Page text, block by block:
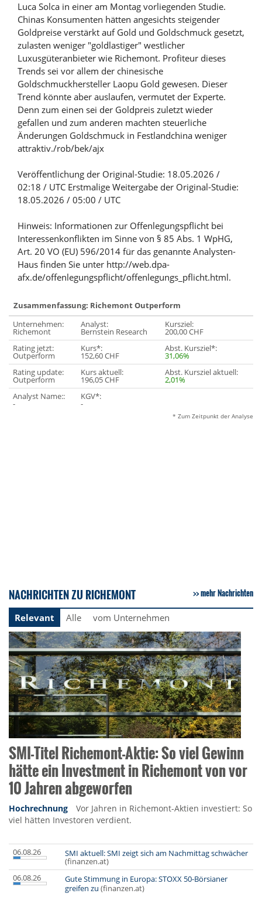
Luca Solca in einer am Montag vorliegenden Studie.
Chinas Konsumenten hätten angesichts steigender
Goldpreise verstärkt auf Gold und Goldschmuck gesetzt,
zulasten weniger "goldlastiger" westlicher
Luxusgüteranbieter wie Richemont. Profiteur dieses
Trends sei vor allem der chinesische
Goldschmuckhersteller Laopu Gold gewesen. Dieser
Trend könnte aber auslaufen, vermutet der Experte.
Denn zum einen sei der Goldpreis zuletzt wieder
gefallen und zum anderen machten steuerliche
Änderungen Goldschmuck in Festlandchina weniger
attraktiv./rob/bek/ajx
Veröffentlichung der Original-Studie: 18.05.2026 /
02:18 / UTC Erstmalige Weitergabe der Original-Studie:
18.05.2026 / 05:00 / UTC
Hinweis: Informationen zur Offenlegungspflicht bei
Interessenkonflikten im Sinne von § 85 Abs. 1 WpHG,
Art. 20 VO (EU) 596/2014 für das genannte Analysten-
Haus finden Sie unter http://web.dpa-
afx.de/offenlegungspflicht/offenlegungs_pflicht.html.
Zusammenfassung: Richemont Outperform
Unternehmen:
Richemont
Analyst:
Bernstein Research
Kursziel:
200,00 CHF
Rating jetzt:
Outperform
Kurs*:
152,60 CHF
Abst. Kursziel*:
31,06%
Rating update:
Outperform
Kurs aktuell:
196,05 CHF
Abst. Kursziel aktuell:
2,01%
Analyst Name::
-
KGV*:
-
* Zum Zeitpunkt der Analyse
NACHRICHTEN ZU RICHEMONT mehr Nachrichten
Relevant Alle vom Unternehmen
SMI-Titel Richemont-Aktie: So viel Gewinn
hätte ein Investment in Richemont von vor
10 Jahren abgeworfen
Hochrechnung
Vor Jahren in Richemont-Aktien investiert: So
viel hätten Investoren verdient.
06.08.26 SMI aktuell: SMI zeigt sich am Nachmittag schwächer
(finanzen.at)
06.08.26
Gute Stimmung in Europa: STOXX 50-Börsianer
greifen zu (finanzen.at)